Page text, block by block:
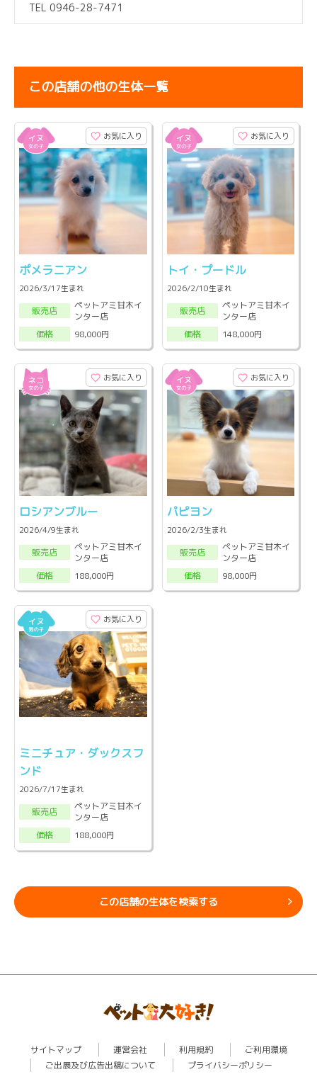
TEL 0946-28-7471
この店舗の他の生体一覧
お気に入り
ポメラニアン
2026/3/17生まれ
販売店
ペットアミ甘木イ
ンター店
価格
98,000円
お気に入り
トイ・プードル
2026/2/10生まれ
販売店
ペットアミ甘木イ
ンター店
価格
148,000円
お気に入り
ロシアンブルー
2026/4/9生まれ
販売店
ペットアミ甘木イ
ンター店
価格
188,000円
お気に入り
パピヨン
2026/2/3生まれ
販売店
ペットアミ甘木イ
ンター店
価格
98,000円
お気に入り
ミニチュア・ダックスフ
ンド
2026/7/17生まれ
販売店
ペットアミ甘木イ
ンター店
価格
188,000円
この店舗の生体を検索する
サイトマップ 運営会社 利用規約
ご利用環境
ご出展及び広告出稿について
プライバシーポリシー